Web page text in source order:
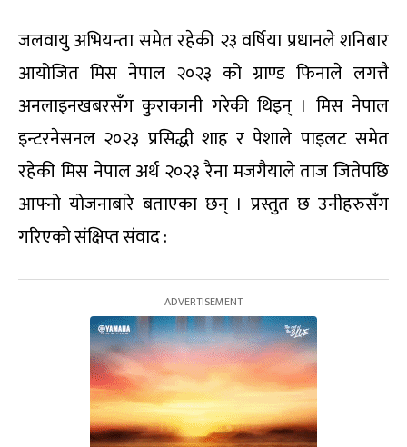
जलवायु अभियन्ता समेत रहेकी २३ वर्षिया प्रधानले शनिबार
आयोजित मिस नेपाल २०२३ को ग्राण्ड फिनाले लगत्तै
अनलाइनखबरसँग कुराकानी गरेकी थिइन् । मिस नेपाल
इन्टरनेसनल २०२३ प्रसिद्धी शाह र पेशाले पाइलट समेत
रहेकी मिस नेपाल अर्थ २०२३ रैना मजगैयाले ताज जितेपछि
आफ्नो योजनाबारे बताएका छन् । प्रस्तुत छ उनीहरुसँग
गरिएको संक्षिप्त संवाद :